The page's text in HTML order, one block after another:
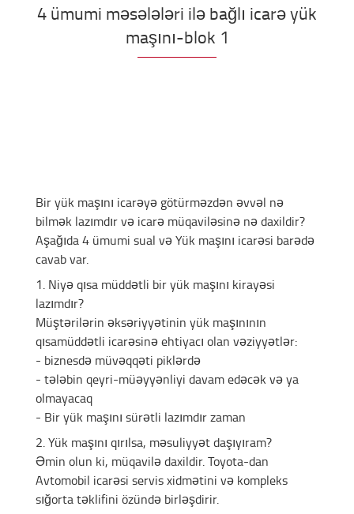
4 ümumi məsələləri ilə bağlı icarə yük
maşını-blok 1
Bir yük maşını icarəyə götürməzdən əvvəl nə
bilmək lazımdır və icarə müqaviləsinə nə daxildir?
Aşağıda 4 ümumi sual və Yük maşını icarəsi barədə
cavab var.
1. Niyə qısa müddətli bir yük maşını kirayəsi
lazımdır?
Müştərilərin əksəriyyətinin yük maşınının
qısamüddətli icarəsinə ehtiyacı olan vəziyyətlər:
- biznesdə müvəqqəti piklərdə
- tələbin qeyri-müəyyənliyi davam edəcək və ya
olmayacaq
- Bir yük maşını sürətli lazımdır zaman
2. Yük maşını qırılsa, məsuliyyət daşıyıram?
Əmin olun ki, müqavilə daxildir. Toyota-dan
Avtomobil icarəsi servis xidmətini və kompleks
sığorta təklifini özündə birləşdirir.